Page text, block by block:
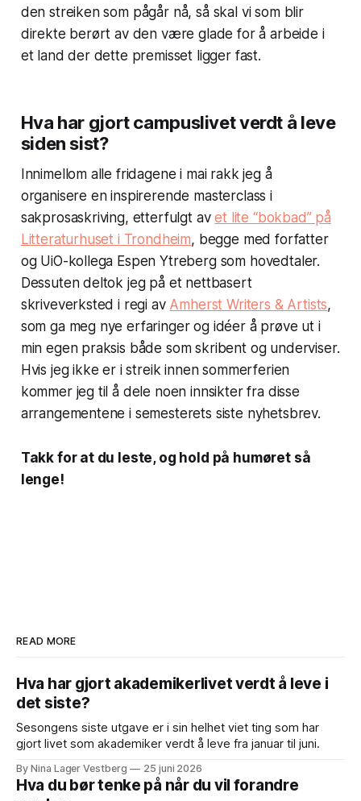
den streiken som pågår nå, så skal vi som blir
direkte berørt av den være glade for å arbeide i
et land der dette premisset ligger fast.
Hva har gjort campuslivet verdt å leve
siden sist?
Innimellom alle fridagene i mai rakk jeg å
organisere en inspirerende masterclass i
sakprosaskriving, etterfulgt avet lite “bokbad” på
Litteraturhuset i Trondheim, begge med forfatter
og UiO-kollega Espen Ytreberg som hovedtaler.
Dessuten deltok jeg på et nettbasert
skriveverksted i regi av Amherst Writers & Artists,
som ga meg nye erfaringer og idéer å prøve ut i
min egen praksis både som skribent og underviser.
Hvis jeg ikke er i streik innen sommerferien
kommer jeg til å dele noen innsikter fra disse
arrangementene i semesterets siste nyhetsbrev.
Takk for at du leste, og hold på humøret så
lenge!
READ MORE
Hva har gjort akademikerlivet verdt å leve i
det siste?
Sesongens siste utgave er i sin helhet viet ting som har
gjort livet som akademiker verdt å leve fra januar til juni.
By Nina Lager Vestberg 25 juni 2026
Hva du bør tenke på når du vil forandre